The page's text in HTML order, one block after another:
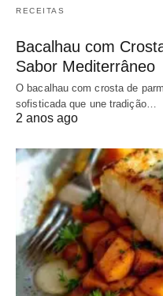
RECEITAS
Bacalhau com
Sabor Mediterrâneo
O bacalhau com crosta de
sofisticada que une tradição…
2 anos ago